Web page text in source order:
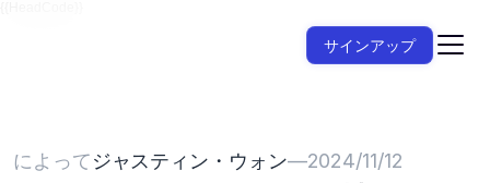
サインアップ
によってジャスティン・ウォン—2024/11/12